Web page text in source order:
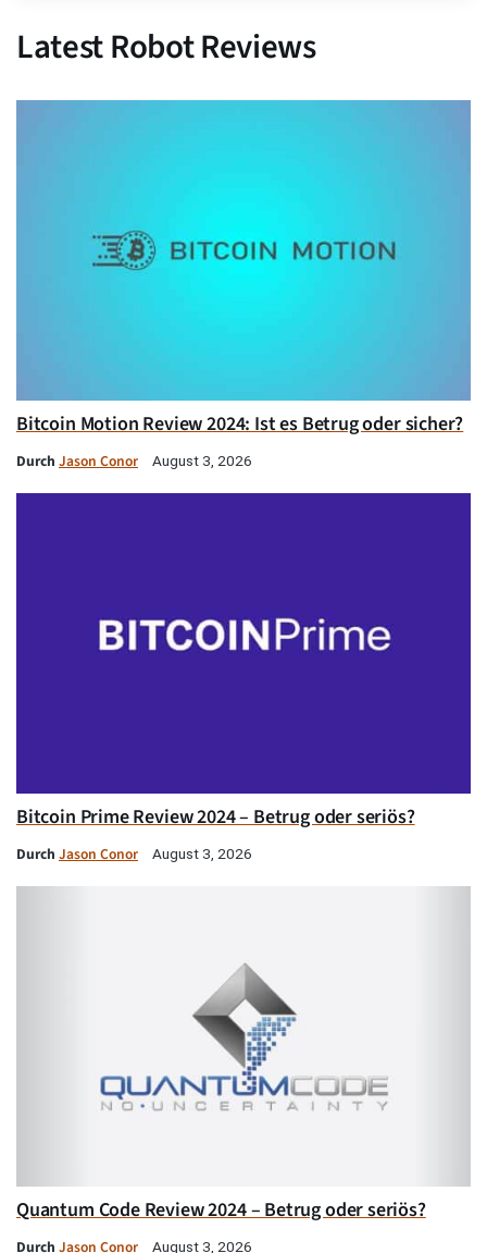
Latest Robot Reviews
Bitcoin Motion Review 2024: Ist es Betrug oder sicher?
Durch Jason Conor August 3, 2026
Bitcoin Prime Review 2024 – Betrug oder seriös?
Durch Jason Conor August 3, 2026
Quantum Code Review 2024 – Betrug oder seriös?
Durch Jason Conor August 3, 2026